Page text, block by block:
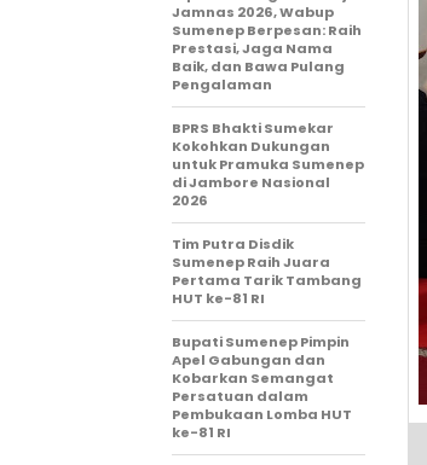
Jamnas 2026, Wabup
Sumenep Berpesan: Raih
Prestasi, Jaga Nama
Baik, dan Bawa Pulang
Pengalaman
BPRS Bhakti Sumekar
Kokohkan Dukungan
untuk Pramuka Sumenep
di Jambore Nasional
2026
Tim Putra Disdik
Sumenep Raih Juara
Pertama Tarik Tambang
HUT ke-81 RI
Bupati Sumenep Pimpin
Apel Gabungan dan
Kobarkan Semangat
Persatuan dalam
Pembukaan Lomba HUT
ke-81 RI